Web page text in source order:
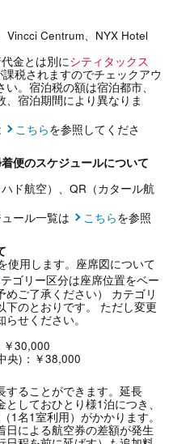
Vincci Centrum、NYX Hotel
金とは別にシティタックス
税されますのでチェックアウ
。宿泊税の額は宿泊都市、
宿泊期間により異なりま
こちらを参照してくださ
便のスケジュールについて
ド航空）、QR（カタール航
ール一覧は
こちらを参照
使用します。座席図について
ゴリー区分は座席位置をベー
ご了承ください） カテゴリ
下のとおりです。 ただし変更
せください。
30,000
央)：￥38,000
することができます。延長
しておひとり様1泊につき、
1名1室利用）がかかります。
日による航空券の差額が発生